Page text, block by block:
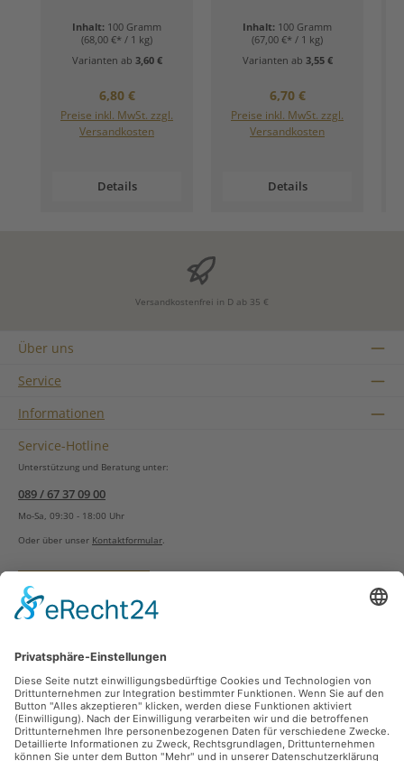
Inhalt: 100 Gramm
(68,00 €* / 1 kg)
Varianten ab 3,60 €
Regulärer Preis:
6,80 €
Preise inkl. MwSt. zzgl.
Versandkosten
Details
Inhalt: 100 Gramm
(67,00 €* / 1 kg)
Varianten ab 3,55 €
Regulärer Preis:
6,70 €
Preise inkl. MwSt. zzgl.
Versandkosten
Details
Versandkostenfrei in D ab 35 €
Über uns
Service
Informationen
Service-Hotline
Unterstützung und Beratung unter:
089 / 67 37 09 00
Mo-Sa, 09:30 - 18:00 Uhr
Oder über unser Kontaktformular.
Vertrag widerrufen
Zahlungsarten
Sicher Einkaufen
Ladengeschäft